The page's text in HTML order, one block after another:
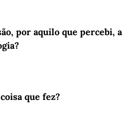
por aquilo que percebi, a
que fez?